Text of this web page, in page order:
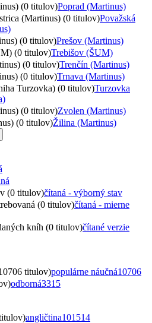
(0 titulov)Poprad (Martinus)
(Martinus) (0 titulov)Považská
(0 titulov)Prešov (Martinus)
(0 titulov)Trebišov (ŠUM)
(0 titulov)Trenčín (Martinus)
(0 titulov)Trnava (Martinus)
Turzovka) (0 titulov)Turzovka
(0 titulov)Zvolen (Martinus)
(0 titulov)Žilina (Martinus)
(0 titulov)čítaná - výborný stav
(0 titulov)čítaná - mierne
kníh (0 titulov)čítané verzie
titulov)populárne náučná10706
odborná3315
angličtina101514